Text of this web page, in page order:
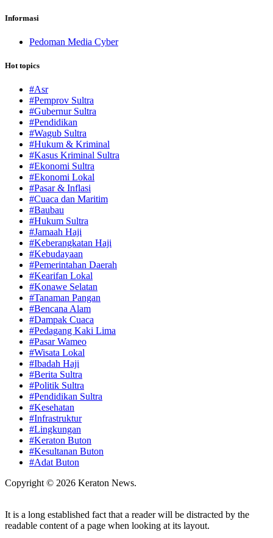
Informasi
Pedoman Media Cyber
Hot topics
#Asr
#Pemprov Sultra
#Gubernur Sultra
#Pendidikan
#Wagub Sultra
#Hukum & Kriminal
#Kasus Kriminal Sultra
#Ekonomi Sultra
#Ekonomi Lokal
#Pasar & Inflasi
#Cuaca dan Maritim
#Baubau
#Hukum Sultra
#Jamaah Haji
#Keberangkatan Haji
#Kebudayaan
#Pemerintahan Daerah
#Kearifan Lokal
#Konawe Selatan
#Tanaman Pangan
#Bencana Alam
#Dampak Cuaca
#Pedagang Kaki Lima
#Pasar Wameo
#Wisata Lokal
#Ibadah Haji
#Berita Sultra
#Politik Sultra
#Pendidikan Sultra
#Kesehatan
#Infrastruktur
#Lingkungan
#Keraton Buton
#Kesultanan Buton
#Adat Buton
Copyright © 2026 Keraton News.
It is a long established fact that a reader will be distracted by the
readable content of a page when looking at its layout.